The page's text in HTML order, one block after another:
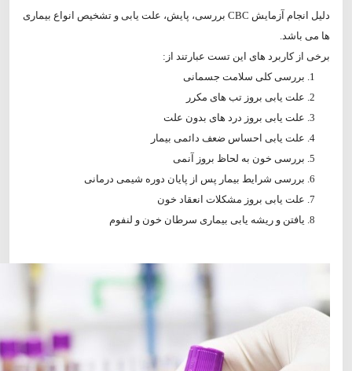
دلیل انجام آزمایش CBC بررسی، پایش، علت یابی و تشخیص انواع بیماری
ها می باشد.
برخی از کاربرد های این تست عبارتند از:
بررسی کلی سلامت جسمانی
علت یابی بروز تب های مکرر
علت یابی بروز درد‌ های بدون علت
علت یابی احساس ضعف دائمی بیمار
بررسی خون به لحاظ بروز آنمی
بررسی شرایط بیمار پس از پایان دوره شیمی درمانی
علت یابی بروز مشکلات انعقاد خون
یافتن و ریشه یابی بیماری سرطان خون و لنفوم